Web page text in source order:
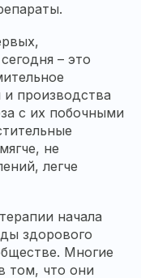
– это
и производства
с их побочными
не
легче
начала
здорового
Многие
том, что они